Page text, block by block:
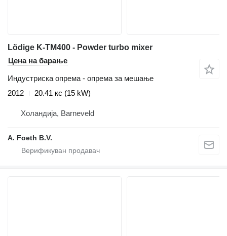
Lödige K-TM400 - Powder turbo mixer
Цена на барање
Индустриска опрема - опрема за мешање
2012
20.41 кс (15 kW)
Холандија, Barneveld
A. Foeth B.V.